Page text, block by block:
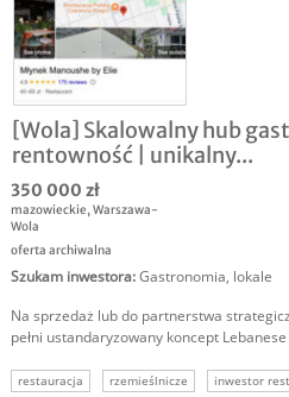
[Wola] Skalowalny hub
rentowność | unikalny...
350 000 zł
mazowieckie,Warszawa-
Wola
oferta archiwalna
Szukam inwestora:Gastronomia, lokale
Na sprzedaż lub do partnerstwa
pełni ustandaryzowany koncept
restauracja rzemieślnicze inwestor